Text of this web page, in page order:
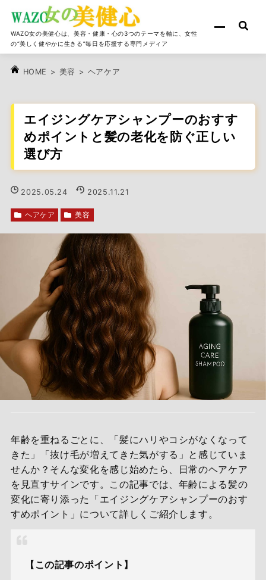
WAZO女の美健心は、美容・健康・心の3つのテーマを軸に、女性
の“美しく健やかに生きる”毎日を応援する専門メディア
HOME > 美容 > ヘアケア
エイジングケアシャンプーのおすす
めポイントと髪の老化を防ぐ正しい
選び方
2025.05.24 2025.11.21
ヘアケア 美容
年齢を重ねるごとに、「髪にハリやコシがなくなって
きた」「抜け毛が増えてきた気がする」と感じていま
せんか？そんな変化を感じ始めたら、日常のヘアケア
を見直すサインです。この記事では、年齢による髪の
変化に寄り添った「エイジングケアシャンプーのおす
すめポイント」について詳しくご紹介します。
【この記事のポイント】